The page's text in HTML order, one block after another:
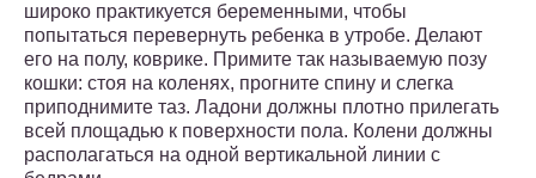
широко практикуется беременными, чтобы
попытаться перевернуть ребенка в утробе. Делают
его на полу, коврике. Примите так называемую позу
кошки: стоя на коленях, прогните спину и слегка
приподнимите таз. Ладони должны плотно прилегать
всей площадью к поверхности пола. Колени должны
располагаться на одной вертикальной линии с